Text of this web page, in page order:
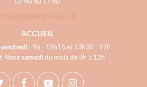
ACCUEIL
: 9h - 12h15 et 13h30 - 17h
4èmesamedi du mois de 9h à 12h